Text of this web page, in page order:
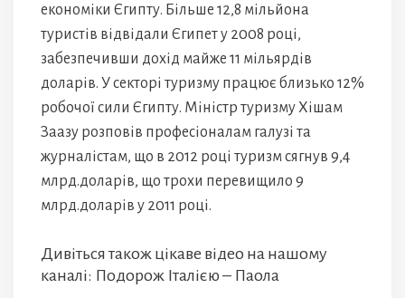
економіки Єгипту. Більше 12,8 мільйона
туристів відвідали Єгипет у 2008 році,
забезпечивши дохід майже 11 мільярдів
доларів. У секторі туризму працює близько 12%
робочої сили Єгипту. Міністр туризму Хішам
Заазу розповів професіоналам галузі та
журналістам, що в 2012 році туризм сягнув 9,4
млрд.доларів, що трохи перевищило 9
млрд.доларів у 2011 році.
Дивіться також цікаве відео на нашому
каналі: Подорож Італією – Паола